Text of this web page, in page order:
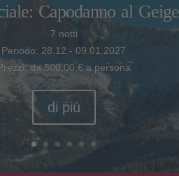
Capodanno al
7 notti
Periodo: 28.12.- 09.01.2027
da 500,00 € a persona
di più